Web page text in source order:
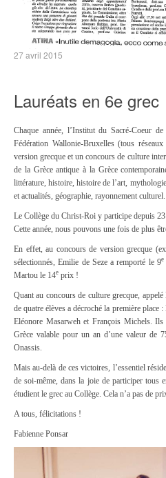
27 avril 2015
Lauréats en 6e grec
Chaque année, l’Institut du Sacré-Coeur
Fédération Wallonie-Bruxelles (tous
version grecque et un concours de culture
de la Grèce antique à la Grèce
littérature, histoire, histoire de l’art,
et actualités, géographie, rayonnement culturel.
Le Collège du Christ-Roi y participe depuis
Cette année, nous pouvons une fois de plus
En effet, au concours de version grecque
sélectionnés, Emilie de Seze a remporté le 9e
Martou le 14e prix !
Quant au concours de culture grecque,
de quatre élèves a décroché la première
Eléonore Masarweh et François Michels.
Grèce valable pour un an d’une valeur de
Onassis.
Mais au-delà de ces victoires, l’essentiel
de soi-même, dans la joie de participer tous
étudient le grec au Collège. Cela n’a pas de
A tous, félicitations !
Fabienne Ponsar